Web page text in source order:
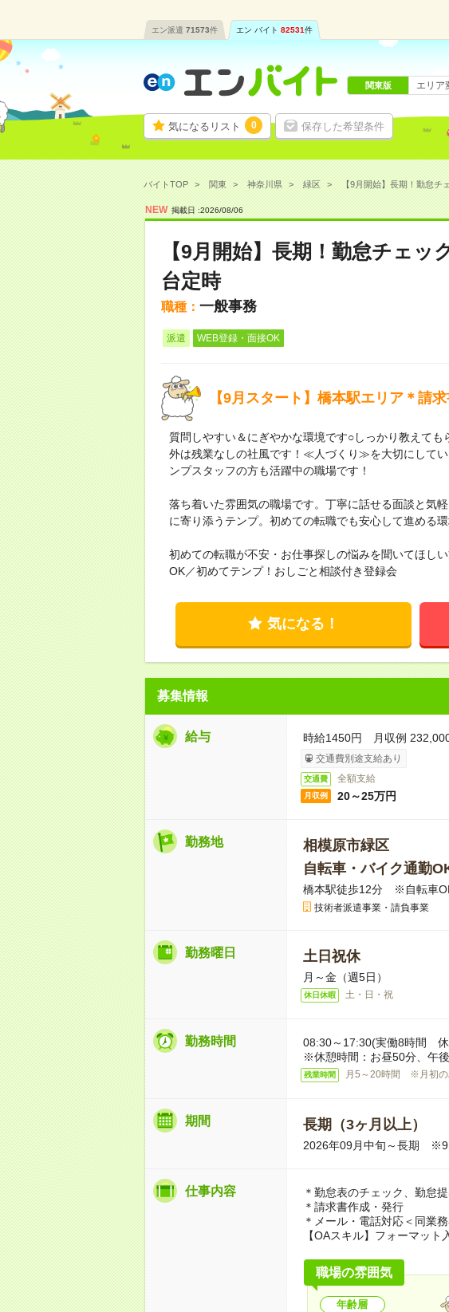
エン派遣 71573件 エン バイト 82531件
気になるリスト 0 保存した希望条件
関東版 エリア
バイトTOP 関東 神奈川県 緑区 【9月開始】長期！勤怠チ
NEW 掲載日 :2026/08/06
【9月開始】長期！勤怠チェッ
台定時
職種： 一般事務
派遣 WEB登録・面接OK
【9月スタート】橋本駅エリア＊請
質問しやすい＆にぎやかな環境です○しっかり教えて
外は残業なしの社風です！≪人づくり≫を大切にして
ンプスタッフの方も活躍中の職場です！
落ち着いた雰囲気の職場です。丁寧に話せる面談と気
に寄り添うテンプ。初めての転職でも安心して進める環
初めての転職が不安・お仕事探しの悩みを聞いてほし
OK／初めてテンプ！おしごと相談付き登録会
気になる！
募集情報
給与 時給1450円 月収例
交通費別途支給あり
交通費 全額支給
月収例 20～25万円
勤務地
相模原市緑区
自転車・バイク通勤
橋本駅徒歩12分 ※自転車
技術者派遣事業・請負事業
勤務曜日 土日祝休
月～金（週5日）
休日休暇 土・日・祝
勤務時間
08:30～17:30(実働8時間
※休憩時間：お昼50分、午
残業時間 月5～20時間 ※月初の
期間 長期（3ヶ月以上）
2026年09月中旬～長期 ※9
仕事内容
＊勤怠表のチェック、勤怠
＊請求書作成・発行
＊メール・電話対応＜同業
【OAスキル】フォーマット
職場の雰囲気
年齢層